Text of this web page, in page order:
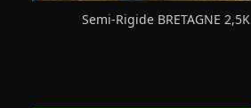
Semi-Rigide BRETAGNE 2,5K